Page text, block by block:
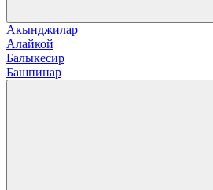
Акынджилар
Алайкой
Балыкесир
Башпинар